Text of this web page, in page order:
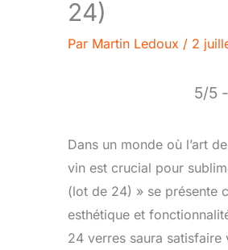
24)
Par Martin Ledoux / 2
5/5
Dans un monde où l’art
vin est crucial pour
(lot de 24) » se présente
esthétique et
24 verres saura satisfaire